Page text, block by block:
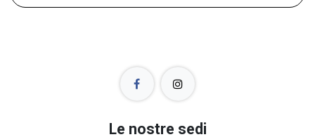
Le nostre sedi